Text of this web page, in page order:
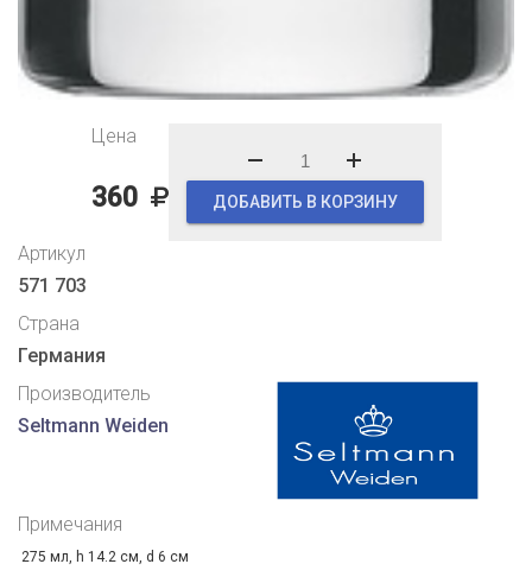
Цена
360 ДОБАВИТЬ В КОРЗИНУ
Артикул
571 703
Страна
Германия
Производитель
Seltmann Weiden
Примечания
275 мл, h 14.2 см, d 6 см